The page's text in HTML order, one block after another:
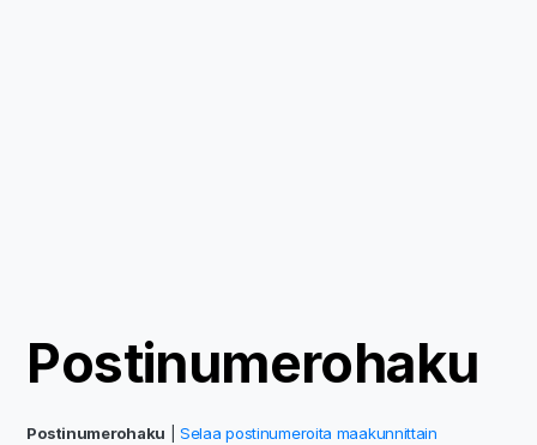
Postinumerohaku
Postinumerohaku |Selaa postinumeroita maakunnittain